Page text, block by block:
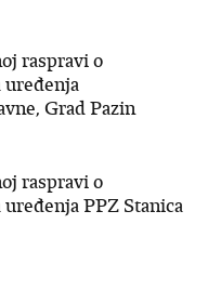
raspravi o
Grad Pazin
raspravi o
PPZ Stanica